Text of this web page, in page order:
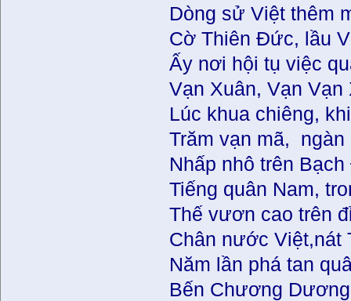
Dòng sử Việt thêm
Cờ Thiên Đức, lầu
Ấy nơi hội tụ việc
Vạn Xuân, Vạn Vạn
Lúc khua chiêng,
Trăm vạn mã, ngàn
Nhấp nhô trên
Tiếng quân Nam,
Thế vươn cao
Chân nước Việt,nát
Năm lần phá tan
Bến Chương